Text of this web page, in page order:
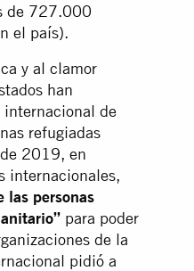
de 727.000
el país).
y al clamor
han
internacional de
refugiadas
2019, en
internacionales,
las personas
para poder
de la
pidió a